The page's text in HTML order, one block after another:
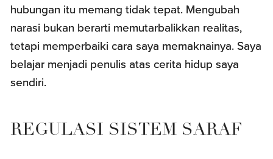
hubungan itu memang tidak tepat. Mengubah
narasi bukan berarti memutarbalikkan realitas,
tetapi memperbaiki cara saya memaknainya. Saya
belajar menjadi penulis atas cerita hidup saya
sendiri.
REGULASI SISTEM SARAF